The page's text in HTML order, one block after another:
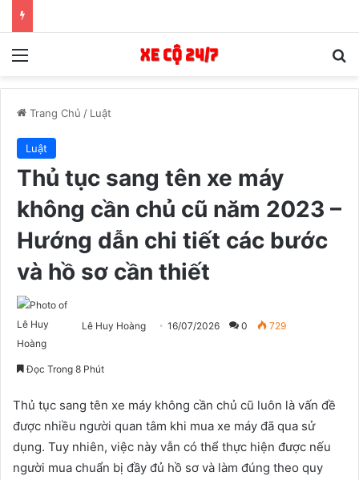
Menu
Trang Chủ / Luật
Luật
Thủ tục sang tên xe máy
không cần chủ cũ năm 2023 –
Hướng dẫn chi tiết các bước
và hồ sơ cần thiết
Lê Huy Hoàng 16/07/2026 0 729
Đọc Trong 8 Phút
Thủ tục sang tên xe máy không cần chủ cũ luôn là vấn đề
được nhiều người quan tâm khi mua xe máy đã qua sử
dụng. Tuy nhiên, việc này vẫn có thể thực hiện được nếu
người mua chuẩn bị đầy đủ hồ sơ và làm đúng theo quy